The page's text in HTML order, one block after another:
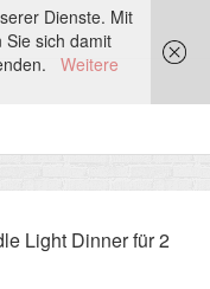
Light Dinner für 2
Dienste. Mit
sich damit
Weitere